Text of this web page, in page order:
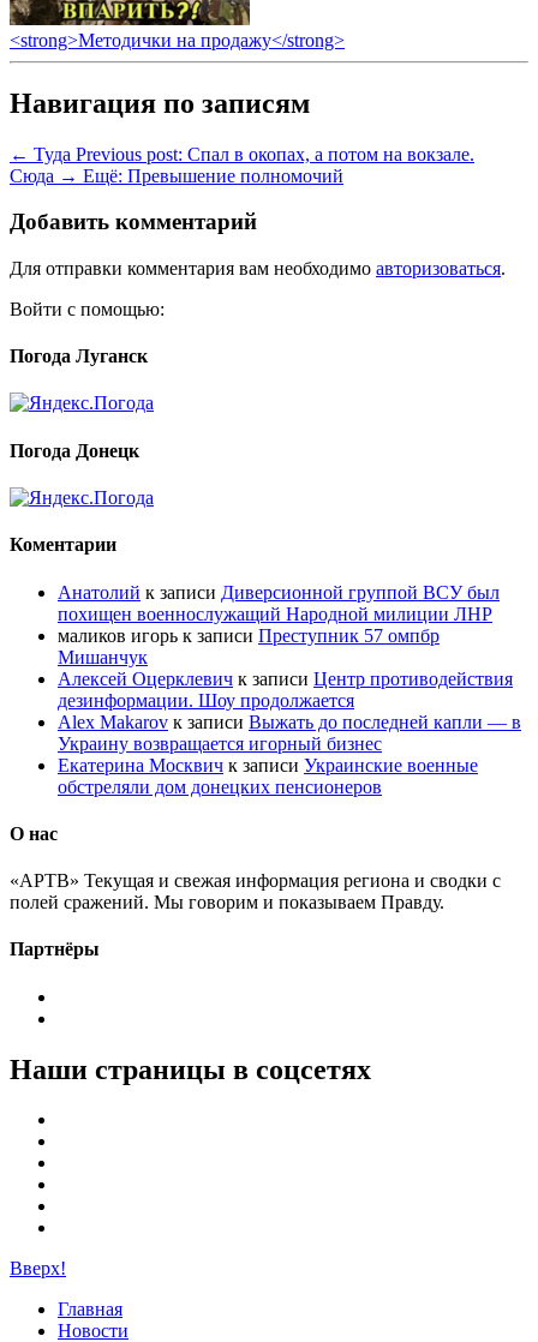
<strong>Методички на продажу</strong>
Навигация по записям
← Туда Previous post: Спал в окопах, а потом на вокзале.
Сюда → Ещё: Превышение полномочий
Добавить комментарий
Для отправки комментария вам необходимо авторизоваться.
Войти с помощью:
Погода Луганск
Погода Донецк
Коментарии
Анатолий к записи Диверсионной группой ВСУ был
похищен военнослужащий Народной милиции ЛНР
маликов игорь к записи Преступник 57 омпбр
Мишанчук
Алексей Оцерклевич к записи Центр противодействия
дезинформации. Шоу продолжается
Alex Makarov к записи Выжать до последней капли — в
Украину возвращается игорный бизнес
Екатерина Москвич к записи Украинские военные
обстреляли дом донецких пенсионеров
О нас
«АРТВ» Текущая и свежая информация региона и сводки с
полей сражений. Мы говорим и показываем Правду.
Партнёры
Наши страницы в соцсетях
Вверх!
Главная
Новости